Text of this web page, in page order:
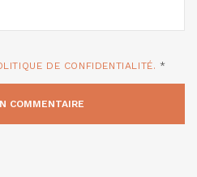
DE CONFIDENTIALITÉ. *